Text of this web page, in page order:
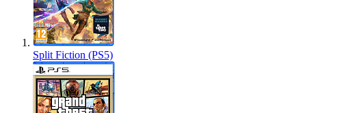
Split Fiction (PS5)